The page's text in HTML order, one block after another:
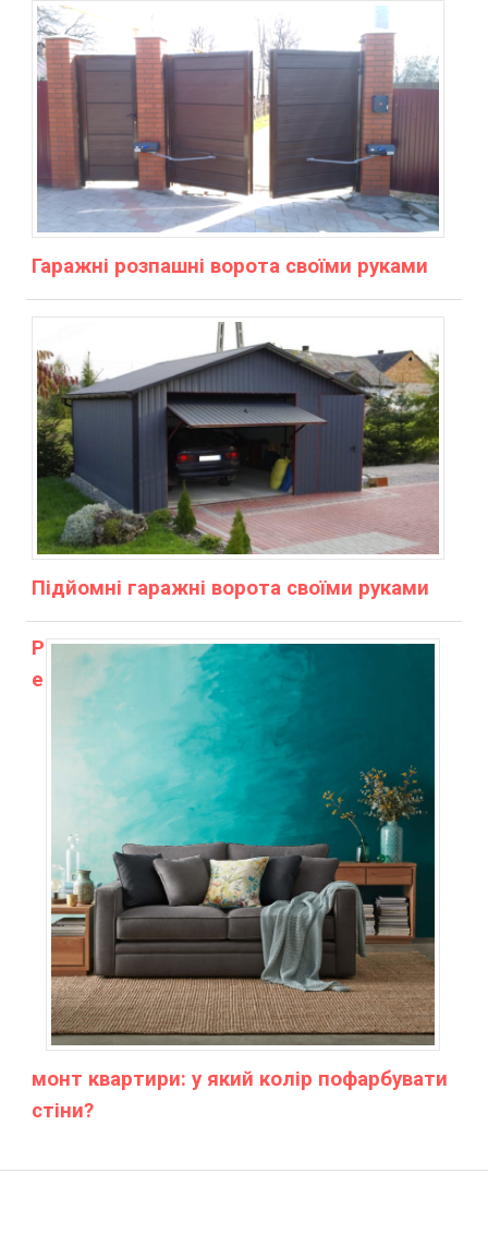
Гаражні розпашні ворота своїми руками
Підйомні гаражні ворота своїми руками
Р
е
монт квартири: у який колір пофарбувати
стіни?